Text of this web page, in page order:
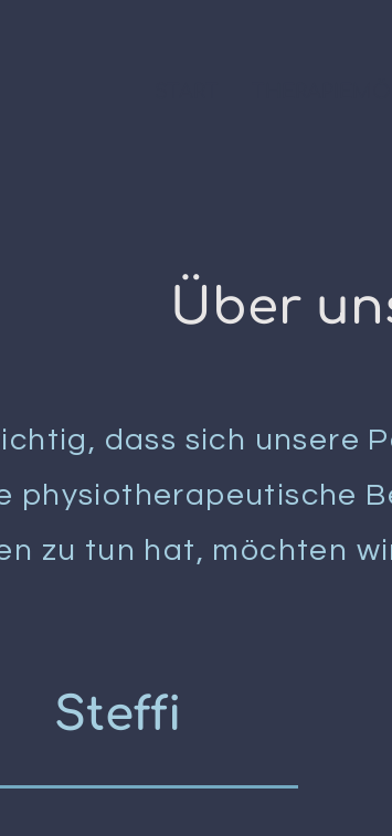
Über
dass sich unsere
physiotherapeutische
zu tun hat, möchten
Steffi